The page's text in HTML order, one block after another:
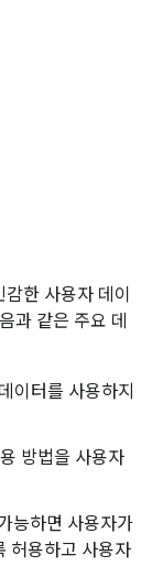
한 사용자 데이
과 같은 주요 데
이터를 사용하지
방법을 사용자
능하면 사용자가
허용하고 사용자